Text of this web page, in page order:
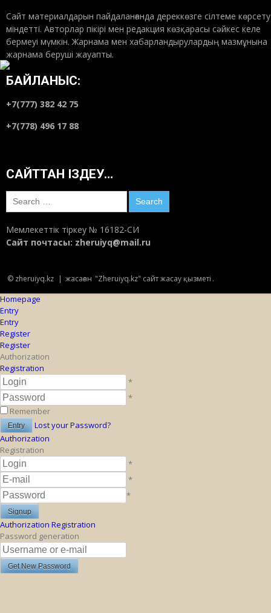
Сайт материалдарын пайдаланғанда дереккөзге сілтеме көрсету
міндетті. Авторлар пікірі мен редакция көзқарасы сәйкес келе
бермеуі мүмкін. Жарнама мен хабарландырулардың мазмұнына
жарнама беруші жауапты.
БАЙЛАНЫС:
+7(777) 382 42 75
+7(778) 496 17 88
САЙТТАН ІЗДЕУ…
Search
for:
Мемлекеттік тіркеу № 16182-СИ
Сайт почтасы: zheruiyq@mail.ru
© zheruiyq.kz | жасаған "Zheruiyq.kz" сайт жасау қызметі .
Homepage
Entry
Entry
Register
Register
Authorization
Registration
*
*
Remember
Lost your Password?
Authorization
Registration
*
*
*
Authorization Registration
Password generation